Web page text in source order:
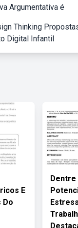
Argumentativa é
Thinking
Digital Infantil
E
Do
Dentre